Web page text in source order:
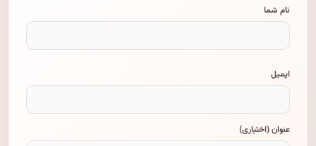
نام شما
ایمیل
عنوان (اختیاری)